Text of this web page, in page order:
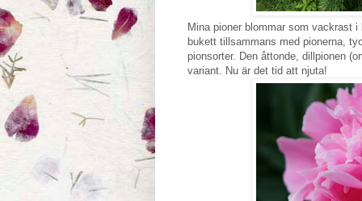
Mina pioner blommar som vackrast
bukett tillsammans med pionerna,
pionsorter. Den åttonde, dillpionen
variant. Nu är det tid att njuta!